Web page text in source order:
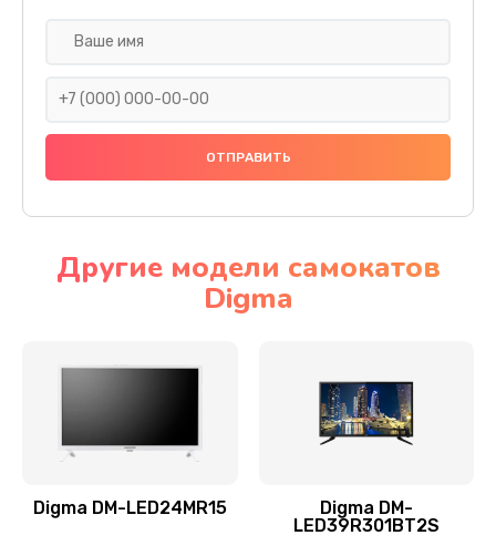
Восстановление данных
Замена северного моста
Замена экрана
Замена шлейфа матрицы
Заказать
Другие модели самокатов
Digma
Digma DM-LED24MR15
Digma DM-
LED39R301BT2S